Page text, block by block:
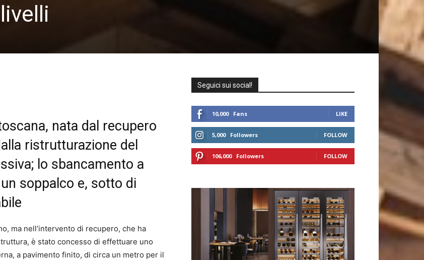
nata dal recupero
ristrutturazione del
lo sbancamento a
soppalco e, sotto di
ma nell’intervento di recupero, che ha
è stato concesso di effettuare uno
a pavimento finito, di circa un metro per il
Seguici sui social!
10,000 Fans LIKE
5,000 Followers FOLLOW
106,000 Followers FOLLOW